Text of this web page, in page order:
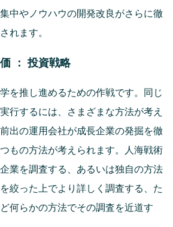
中やノウハウの開発改良がさらに徹
れます。
： 投資戦略
を推し進めるための作戦です。同じ
行するには、さまざまな方法が考え
出の運用会社が成長企業の発掘を徹
もの方法が考えられます。人海戦術
業を調査する、あるいは独自の方法
絞った上でより詳しく調査する、た
何らかの方法でその調査を近道す